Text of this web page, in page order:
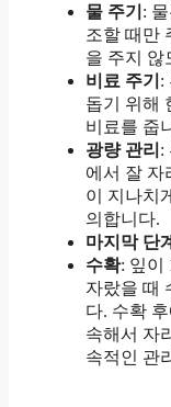
물 주기 :
조할 때만
을 주지 않
비료 주기 :
돕기 위해
비료를 줍
광량 관리 :
에서 잘 자
이 지나치
의합니다.
마지막 단계
수확: 잎이
자랐을 때
다. 수확
속해서 자
속적인 관